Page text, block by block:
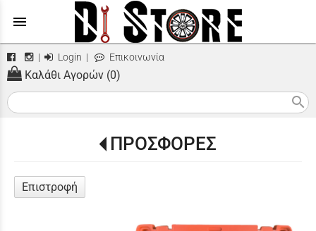
menu
| Login | Επικοινωνία
Καλάθι Αγορών (0)
search
ΠΡΟΣΦΟΡΕΣ
Επιστροφή